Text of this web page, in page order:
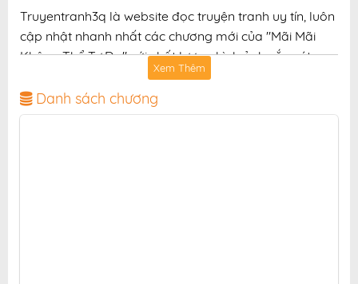
Truyentranh3q là website đọc truyện tranh uy tín, luôn
cập nhật nhanh nhất các chương mới của "Mãi Mãi
Không Thể Tự Do" với chất lượng hình ảnh sắc nét,
bản dịch chuẩn và giao diện thân thiện, mang đến trải
nghiệm đọc truyện hấp dẫn, tiện lợi, hoàn toàn miễn
phí cho độc giả yêu thích truyện tranh online.
Xem Thêm
Danh sách chương